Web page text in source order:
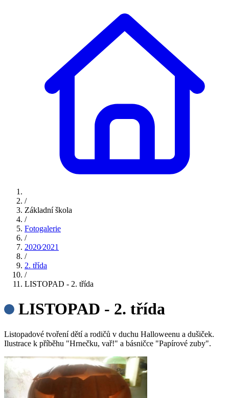
/
Základní škola
/
Fotogalerie
/
2020⁄2021
/
2. třída
/
LISTOPAD - 2. třída
LISTOPAD - 2. třída
Listopadové tvoření dětí a rodičů v duchu Halloweenu a dušiček.
Ilustrace k příběhu "Hrnečku, vař!" a básničce "Papírové zuby".